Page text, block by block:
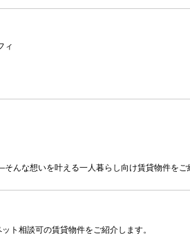
ィ
んな想いを叶える一人暮らし向け賃貸物件をご
ト相談可の賃貸物件をご紹介します。